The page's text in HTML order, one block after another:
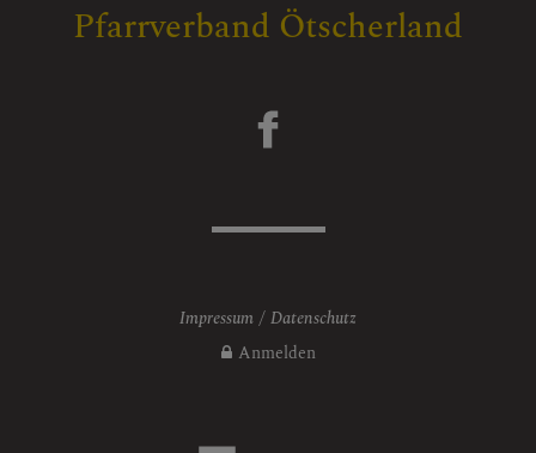
Pfarrverband Ötscherland
Impressum
Datenschutz
Anmelden